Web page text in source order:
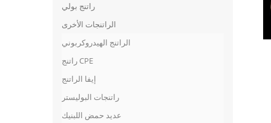
راتنج بولي
الراتنجات الأخرى
الراتنج الهيدروكربوني
راتنج CPE
إيفا الراتنج
راتنجات البوليستر
عديد حمض اللبنيك